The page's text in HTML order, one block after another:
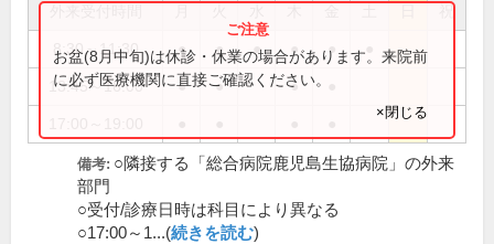
祝
8:30～11:30 ● ● ● ● ●
13:45～16:00 ● ● ●
お盆(8月中旬)は休診・休業の場合があります。来院前
に必ず医療機関に直接ご確認ください。
×閉じる
備考: ○隣接する「総合病院鹿児島生協病院」の外来
部門
○受付/診療日時は科目により異なる
○17:00～1...(続きを読む)